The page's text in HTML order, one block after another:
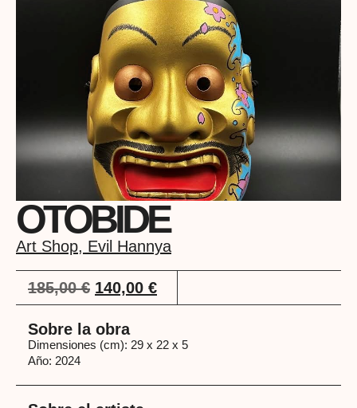
OTOBIDE
Art Shop, Evil Hannya
185,00€ 140,00 €
Sobre la obra
Dimensiones (cm): 29 x 22 x 5
Año: 2024